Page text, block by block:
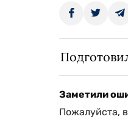
Заметили
Пожалуйста,